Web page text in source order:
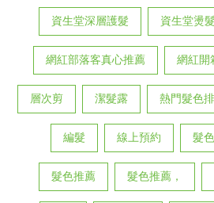
資生堂深層護髮 資生堂燙髮
網紅部落客真心推薦 網紅開
層次剪 潔髮露 熱門髮色
編髮 線上預約 髮色
髮色推薦 髮色推薦，